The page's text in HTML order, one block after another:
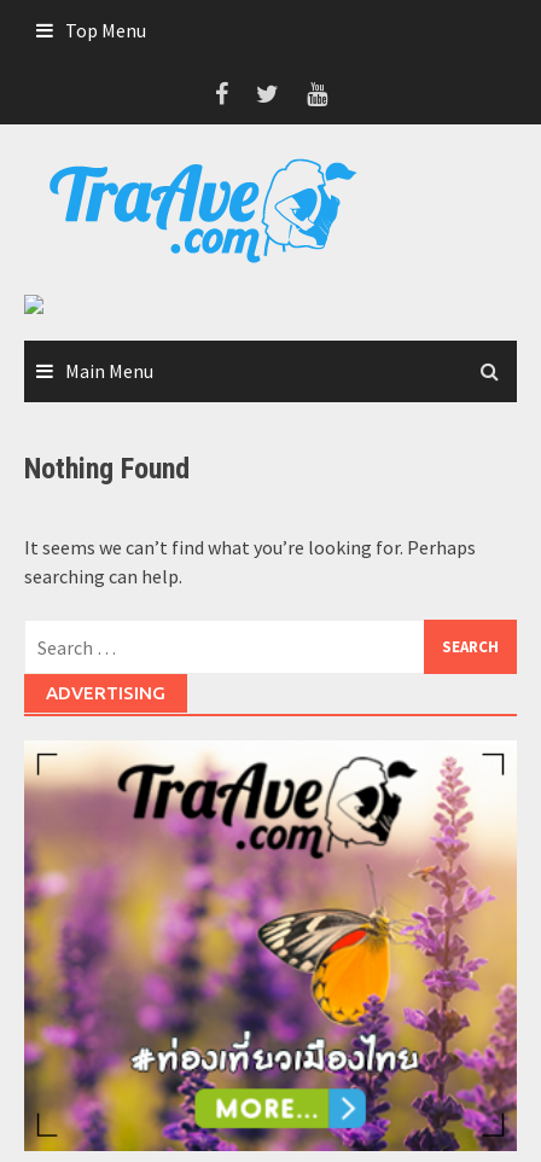
Top Menu
Main Menu
Nothing Found
It seems we can’t find what you’re looking for. Perhaps
searching can help.
ADVERTISING